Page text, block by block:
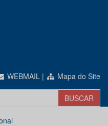
WEBMAIL | Mapa do Site